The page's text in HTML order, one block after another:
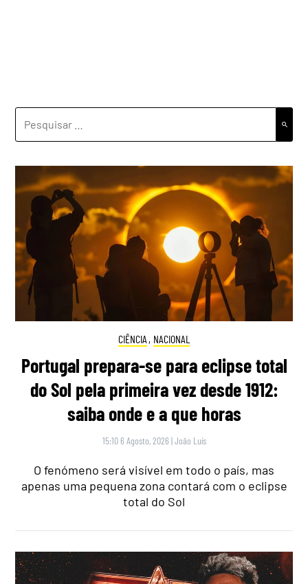
POR:
CIÊNCIA , NACIONAL
Portugal prepara-se para eclipse total
do Sol pela primeira vez desde 1912:
saiba onde e a que horas
15:10 6 Agosto, 2026 |João Luís
O fenómeno será visível em todo o país, mas
apenas uma pequena zona contará com o eclipse
total do Sol